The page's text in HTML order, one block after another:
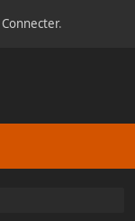
Connecter.